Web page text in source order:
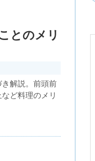
とのメリ
解説。前頭前
ど料理のメリ